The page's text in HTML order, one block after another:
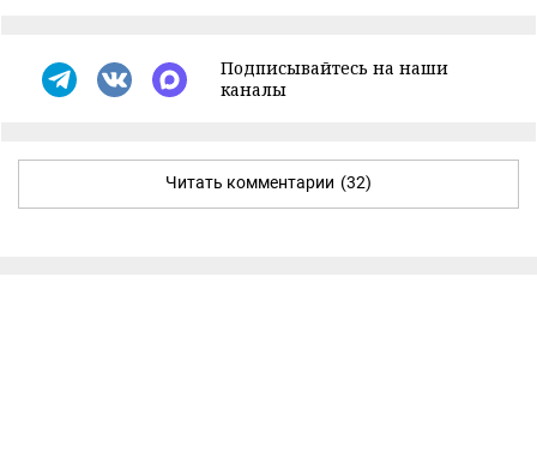
Подписывайтесь на наши
каналы
Читать комментарии (32)